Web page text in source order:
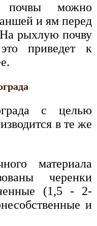
почвы можно
и ям перед
рыхлую почву
приведет к
с целью
в те же
материала
черенки
(1,5 - 2-
и